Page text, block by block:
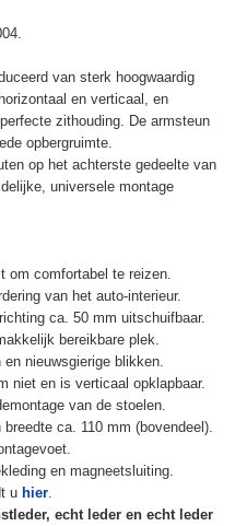
van sterk hoogwaardig
en verticaal, en
zithouding. De armsteun
opbergruimte.
op het achterste gedeelte van
universele montage
om comfortabel te reizen.
van het auto-interieur.
ca. 50 mm uitschuifbaar.
bereikbare plek.
nieuwsgierige blikken.
niet en is verticaal opklapbaar.
van de stoelen.
ca. 110 mm (bovendeel).
en magneetsluiting.
u hier.
echt leder en echt leder